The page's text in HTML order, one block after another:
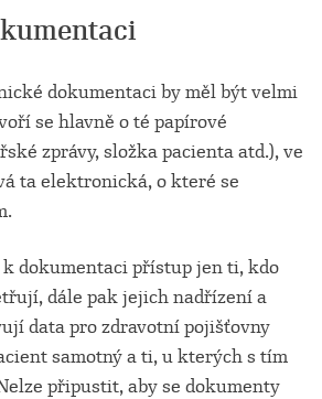
dokumentaci by měl být velmi
se hlavně o té papírové
zprávy, složka pacienta atd.), ve
ta elektronická, o které se
k dokumentaci přístup jen ti, kdo
dále pak jejich nadřízení a
data pro zdravotní pojišťovny
samotný a ti, u kterých s tím
připustit, aby se dokumenty